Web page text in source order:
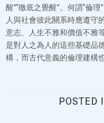
醒”“徹底之覺醒”。何謂“倫
人與社會彼此關系時應遵守
意志、人生不雅和價值不雅
是對人之為人的這些基礎品
構，而古代意義的倫理建構
POSTED